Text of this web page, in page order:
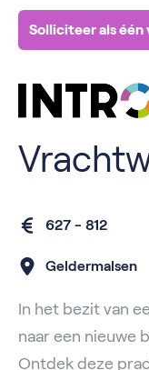
Solliciteer als één
627 - 812
Geldermalsen
In het bezit van
naar een nieuwe
Ontdek deze